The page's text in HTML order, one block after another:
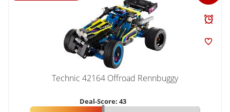
Technic 42164 Offroad Rennbuggy
Deal-Score: 43